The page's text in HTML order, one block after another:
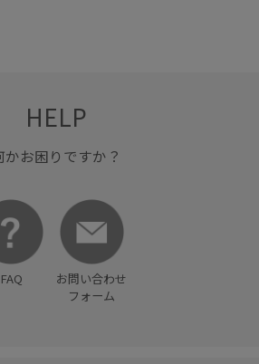
HELP
かお困りですか？
FAQ
お問い合わせ
フォーム